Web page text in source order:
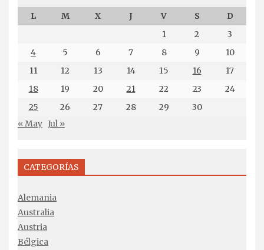
L M X J V S
D
1
2
3
4
5 6 7 8 9
10
11
12 13 14 15 16
17
18
19 20 21 22 23
24
25
26 27 28 29
30
« May Jul »
CATEGORÍAS
Alemania
Australia
Austria
Bélgica